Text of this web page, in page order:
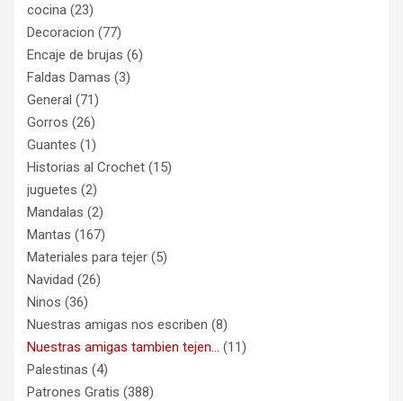
cocina (23)
Decoracion (77)
Encaje de brujas (6)
Faldas Damas (3)
General (71)
Gorros (26)
Guantes (1)
Historias al Crochet (15)
juguetes (2)
Mandalas (2)
Mantas (167)
Materiales para tejer (5)
Navidad (26)
Ninos (36)
Nuestras amigas nos escriben (8)
Nuestras amigas tambien tejen… (11)
Palestinas (4)
Patrones Gratis (388)